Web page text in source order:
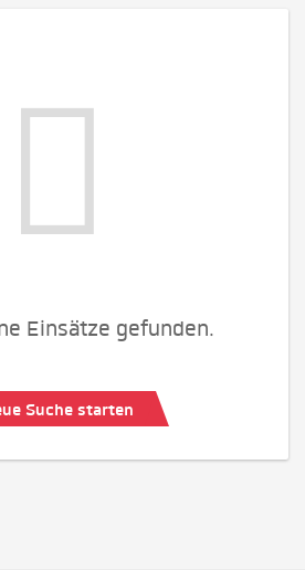
Einsätze gefunden.
Suche starten